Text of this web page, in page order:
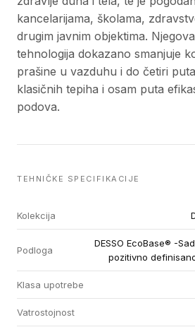
kancelarijama, školama,
drugim javnim objektima.
tehnologija dokazano smanjuje
prašine u vazduhu i do četiri
klasičnih tepiha i osam puta
podova.
TEHNIČKE SPECIFIKACIJE
Kolekcija
Podloga
DESSO EcoBase® -
pozitivno
Klasa upotrebe
Vatrostojnost